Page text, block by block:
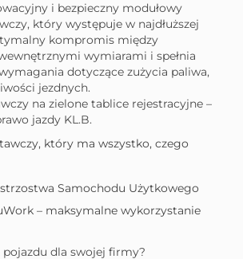
i bezpieczny modułowy
który występuje w najdłuższej
kompromis między
wymiarami i spełnia
dotyczące zużycia paliwa,
jezdnych.
na zielone tablice rejestracyjne –
jazdy KL.B.
który ma wszystko, czego
Samochodu Użytkowego
– maksymalne wykorzystanie
pojazdu dla swojej firmy?